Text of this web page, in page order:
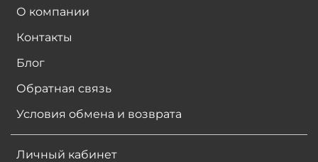
О компании
Контакты
Блог
Обратная связь
Условия обмена и возврата
Личный кабинет